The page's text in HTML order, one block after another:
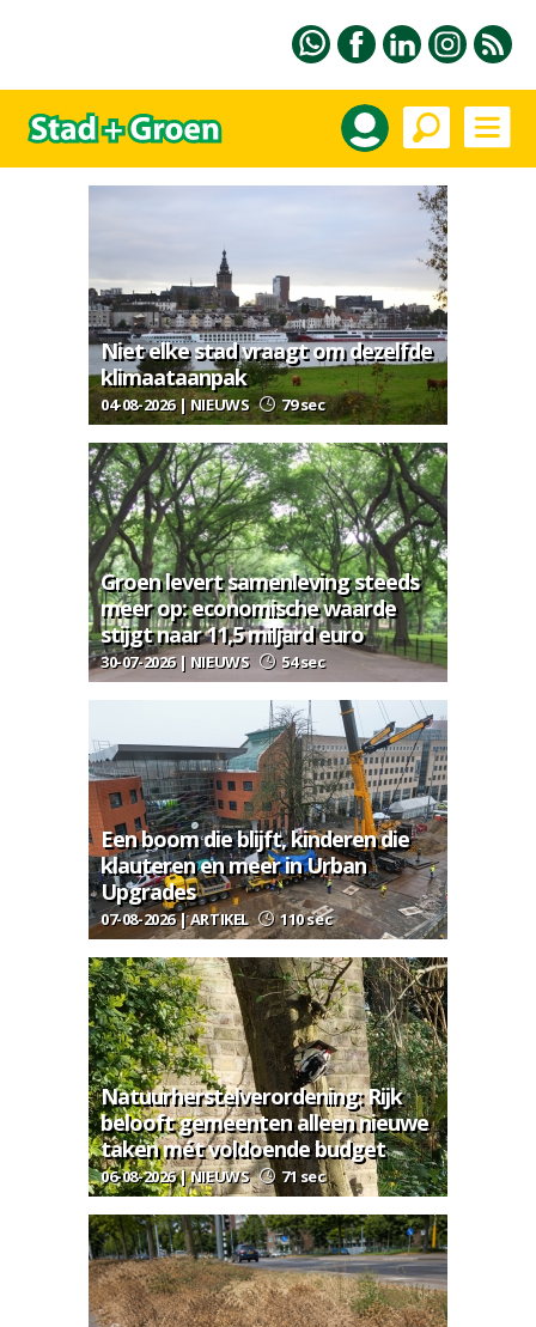
Niet elke stad vraagt om dezelfde
klimaataanpak
04-08-2026 | NIEUWS 79 sec
Groen levert samenleving steeds
meer op: economische waarde
stijgt naar 11,5 miljard euro
30-07-2026 | NIEUWS 54 sec
Een boom die blijft, kinderen die
klauteren en meer in Urban
Upgrades
07-08-2026 | ARTIKEL 110 sec
Natuurherstelverordening: Rijk
belooft gemeenten alleen nieuwe
taken mét voldoende budget
06-08-2026 | NIEUWS 71 sec